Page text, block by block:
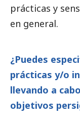
prácticas y
en general.
¿Puedes
prácticas y/o
llevando a
objetivos